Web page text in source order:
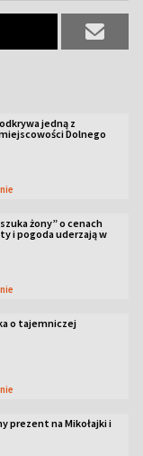
jedną z
Dolnego
żony” o cenach
i pogoda uderzają w
o tajemniczej
prezent na Mikołajki i